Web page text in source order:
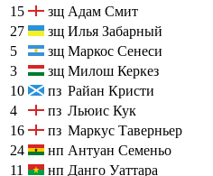
15
зщ Адам Смит
27
зщ Илья Забарный
5
зщ Маркос Сенеси
3
зщ Милош Керкез
10
пз Райан Кристи
4
пз Льюис Кук
16
пз Маркус Таверньер
24
нп Антуан Семеньо
11
нп Данго Уаттара